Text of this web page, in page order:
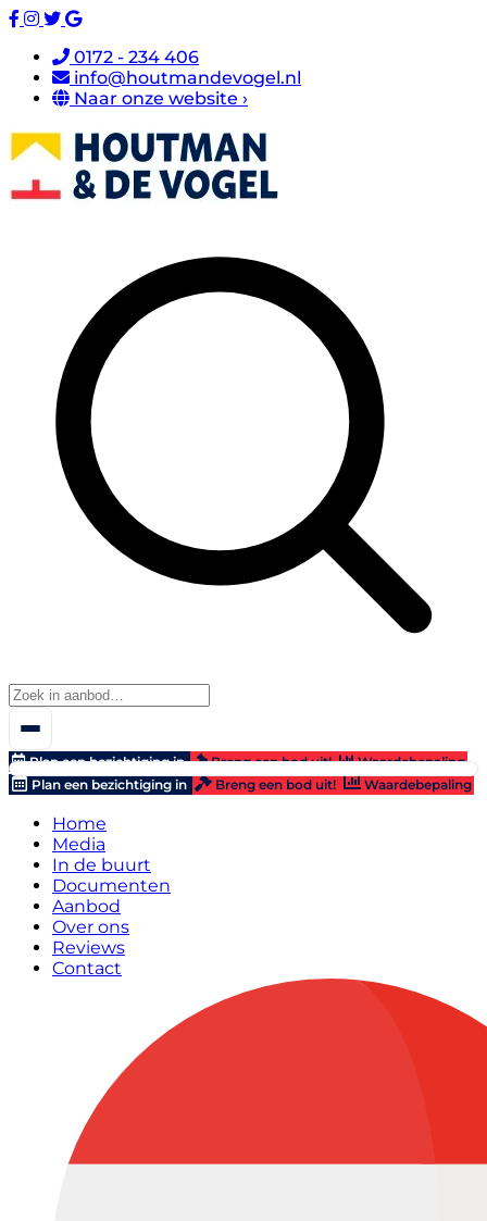
0172 - 234 406
info@houtmandevogel.nl
Naar onze website ›
Plan een bezichtiging in Breng een bod uit!
Waardebepaling
Plan een bezichtiging in
Breng een bod uit! Waardebepaling
Home
Media
In de buurt
Documenten
Aanbod
Over ons
Reviews
Contact